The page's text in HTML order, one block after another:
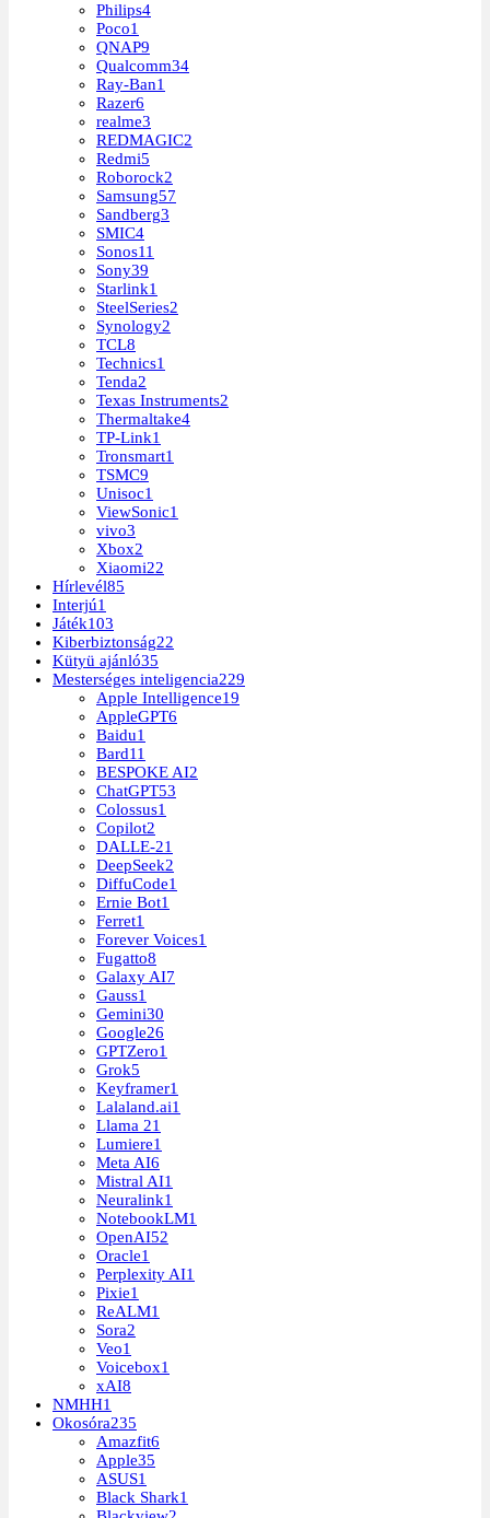
Philips4
Poco1
QNAP9
Qualcomm34
Ray-Ban1
Razer6
realme3
REDMAGIC2
Redmi5
Roborock2
Samsung57
Sandberg3
SMIC4
Sonos11
Sony39
Starlink1
SteelSeries2
Synology2
TCL8
Technics1
Tenda2
Texas Instruments2
Thermaltake4
TP-Link1
Tronsmart1
TSMC9
Unisoc1
ViewSonic1
vivo3
Xbox2
Xiaomi22
Hírlevél85
Interjú1
Játék103
Kiberbiztonság22
Kütyü ajánló35
Mesterséges inteligencia229
Apple Intelligence19
AppleGPT6
Baidu1
Bard11
BESPOKE AI2
ChatGPT53
Colossus1
Copilot2
DALLE-21
DeepSeek2
DiffuCode1
Ernie Bot1
Ferret1
Forever Voices1
Fugatto8
Galaxy AI7
Gauss1
Gemini30
Google26
GPTZero1
Grok5
Keyframer1
Lalaland.ai1
Llama 21
Lumiere1
Meta AI6
Mistral AI1
Neuralink1
NotebookLM1
OpenAI52
Oracle1
Perplexity AI1
Pixie1
ReALM1
Sora2
Veo1
Voicebox1
xAI8
NMHH1
Okosóra235
Amazfit6
Apple35
ASUS1
Black Shark1